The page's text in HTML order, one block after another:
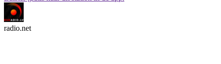
radio.net